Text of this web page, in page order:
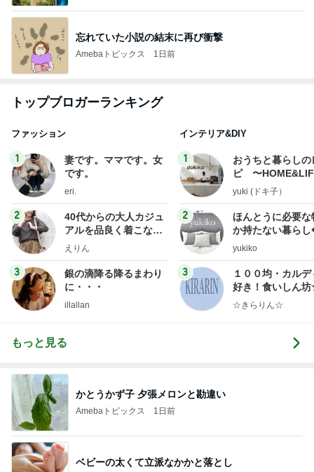
忘れていた小説の結末に再び衝撃
Amebaトピックス 1日前
トップブロガーランキング
ファッション
1
妻です。ママです。女
です。
eri.
2
40代からの大人カジュ
アルを品良く着こなす
ファッションブログ
えりん
3
銀の滴降る降るまわり
に・・・
illallan
インテリア&DIY
1
おうちと暮らしの
ピ 〜
yuki (ドキ子）
2
ほんとうに必要な
か持たない暮ら
ep Life Simple◆
yukiko
3
１００均・カルデ
好き！食いしん
らりん☆のブログ
☆きらりん☆
もっと見る
かとうかず子 夕張メロンと勘違い
Amebaトピックス 1日前
ベビーの太くて立派なかかと落とし